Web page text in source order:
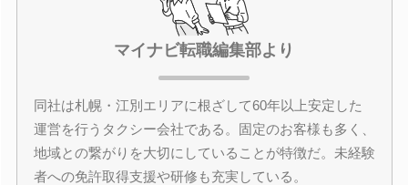
マイナビ転職編集部より
同社は札幌・江別エリアに根ざして60年以上安定した
運営を行うタクシー会社である。固定のお客様も多く、
地域との繋がりを大切にしていることが特徴だ。未経験
者への免許取得支援や研修も充実している。